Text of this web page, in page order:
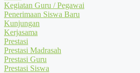
Kegiatan Guru / Pegawai
Penerimaan Siswa Baru
Kunjungan
Kerjasama
Prestasi
Prestasi Madrasah
Prestasi Guru
Prestasi Siswa